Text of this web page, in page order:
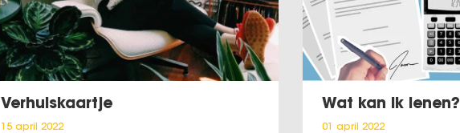
Verhuiskaartje
15 april 2022
Wat kan ik lenen?
01 april 2022